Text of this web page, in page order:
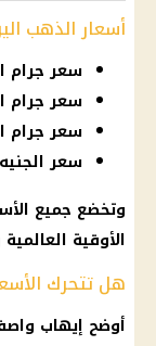
أسعار الذهب
سعر جرام الذهب
سعر جرام الذهب
سعر جرام الذهب
سعر الجنيه
وتخضع جميع
الأوقية
هل تتحرك
أوضح إيهاب